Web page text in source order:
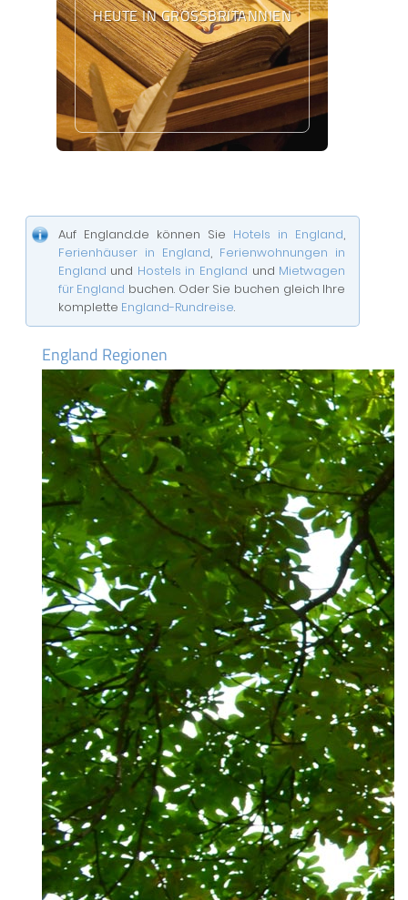
HEUTE IN GROSSBRITANNIEN
Auf England.de können Sie Hotels in England,
Ferienhäuser in England, Ferienwohnungen in
England und Hostels in England und Mietwagen
für England buchen. Oder Sie buchen gleich Ihre
komplette England-Rundreise.
England Regionen